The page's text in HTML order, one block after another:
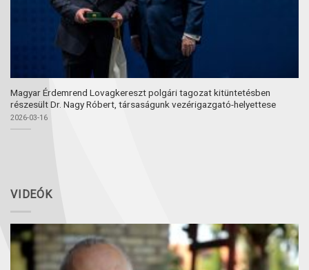
Magyar Érdemrend Lovagkereszt polgári tagozat kitüntetésben
részesült Dr. Nagy Róbert, társaságunk vezérigazgató-helyettese
2026-03-16
VIDEÓK